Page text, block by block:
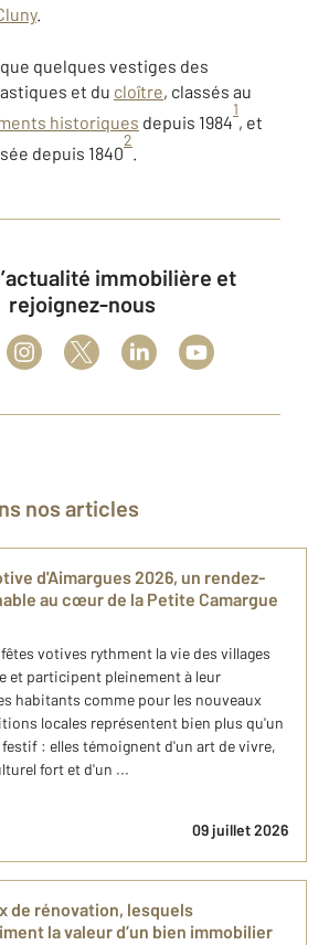
.
quelques vestiges des
et du cloître, classés au
historiques depuis 1984
1
, et
depuis 1840
2
.
rejoignez-nous
nos articles
d'Aimargues 2026, un rendez-
au cœur de la Petite Camargue
votives rythment la vie des villages
et participent pleinement à leur
habitants comme pour les nouveaux
locales représentent bien plus qu'un
: elles témoignent d'un art de vivre,
fort et d'un ...
09 juillet 2026
de rénovation, lesquels
la valeur d’un bien immobilier